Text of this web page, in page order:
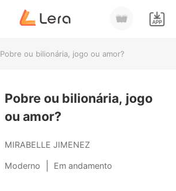
Pobre ou bilionária, jogo ou amor?
Pobre ou bilionária, jogo
ou amor?
MIRABELLE JIMENEZ
Moderno Em andamento